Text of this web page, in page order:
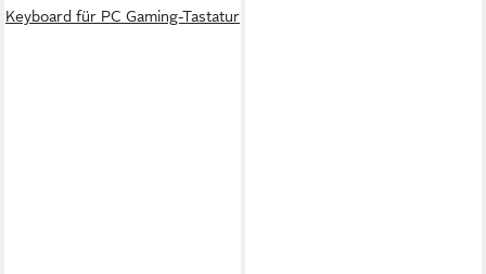
Keyboard für PC Gaming-Tastatur